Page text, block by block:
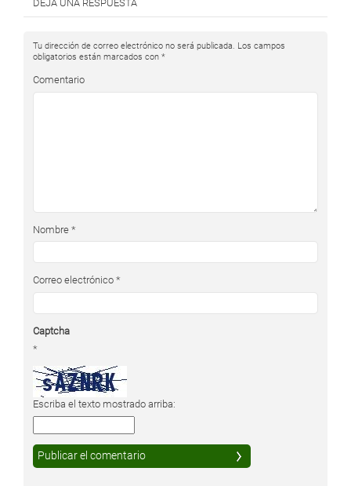
DEJA UNA RESPUESTA
Tu dirección de correo electrónico no será publicada. Los campos
obligatorios están marcados con *
Comentario
Nombre *
Correo electrónico *
Captcha
*
Escriba el texto mostrado arriba: